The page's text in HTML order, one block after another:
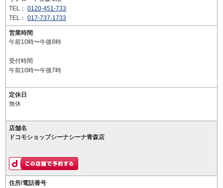
TEL： 0120-451-733
TEL： 017-737-1733
営業時間
午前10時〜午後8時
受付時間
午前10時〜午後7時
定休日
無休
店舗名
ドコモショップシーナシーナ青森店
住所/電話番号